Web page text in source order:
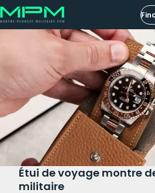
Étui de voyage montre
militaire